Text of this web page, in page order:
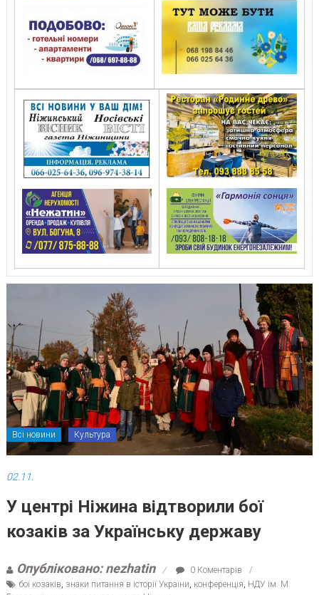
Всі новини Культура
02.11.
У центрі Ніжина відтворили бої
козаків за Українську державу
Опубліковано: nezhatin
0 Коментарів
бої козаків знаки питання в історії України конференція НДУ ім. М.